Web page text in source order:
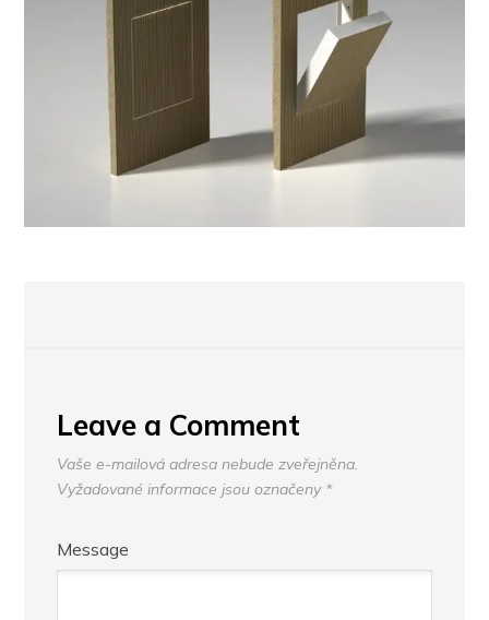
Leave a Comment
Vaše e-mailová adresa nebude zveřejněna.
Vyžadované informace jsou označeny *
Message